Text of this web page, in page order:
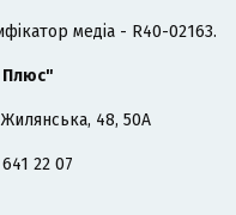
медіа - R40-02163.
Плюс"
48, 50А
22 07